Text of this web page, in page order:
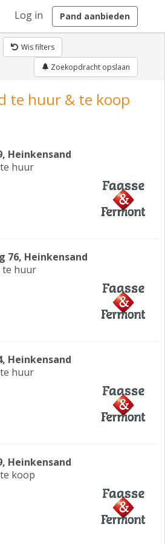
Log in Pand aanbieden
Wis filters
Zoekopdracht opslaan
te huur & te koop
Heinkensand
huur
76, Heinkensand
te huur
Heinkensand
huur
Heinkensand
koop